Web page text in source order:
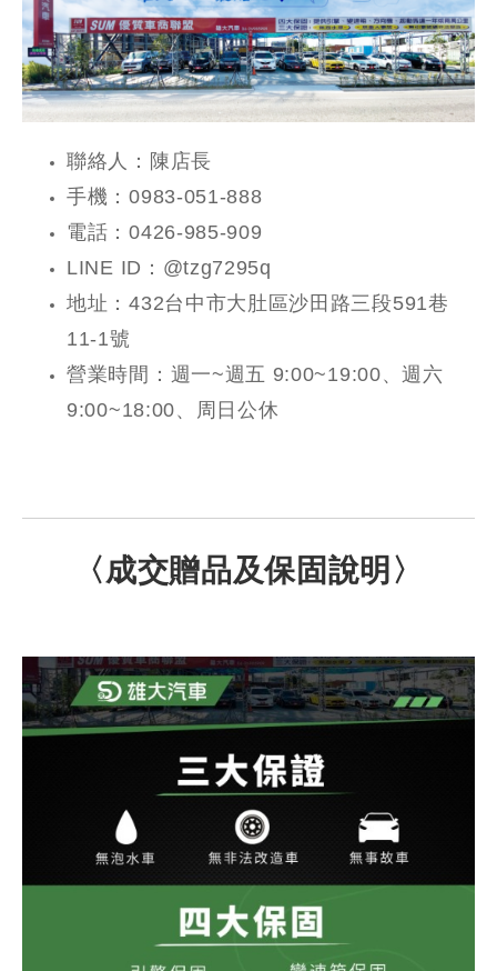
聯絡人：陳店長
手機：0983-051-888
電話：0426-985-909
LINE ID：@tzg7295q
地址：432台中市大肚區沙田路三段591巷
11-1號
營業時間：週一~週五 9:00~19:00、週六
9:00~18:00、周日公休
〈成交贈品及保固說明〉